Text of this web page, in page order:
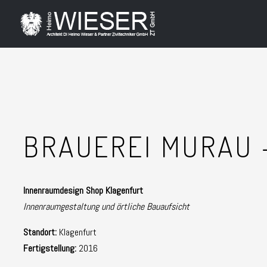
BRAUEREI
Innenraumdesign Shop Klagenfurt
Innenraumgestaltung und örtliche Bauaufsicht
Standort: Klagenfurt
Fertigstellung: 2016